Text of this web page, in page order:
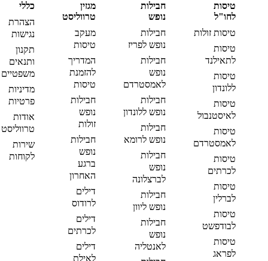
טיסות
לחו"ל
טיסות זולות
טיסות
לתאילנד
טיסות
ללונדון
טיסות
לאיסטנבול
טיסות
לאמסטרדם
טיסות
לכרתים
טיסות
לברלין
טיסות
לבודפשט
טיסות
לפראג
חבילות
נופש
חבילות
נופש לפריז
חבילות
נופש
לאמסטרדם
חבילות
נופש ללונדון
חבילות
נופש לרומא
חבילות
נופש
לברצלונה
חבילות
נופש ליוון
חבילות
נופש
לאנטליה
מגזין
טרווליסט
מעקב
טיסות
המדריך
להזמנת
טיסות
חבילות
נופש
זולות
חבילות
נופש
ברגע
האחרון
דילים
לרודוס
דילים
לכרתים
דילים
לאילת
כללי
הצהרת
נגישות
תקנון
ותנאים
משפטיים
מדיניות
פרטיות
אודות
טרווליסט
שירות
לקוחות